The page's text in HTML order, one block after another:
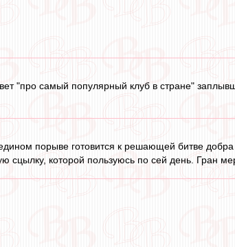
"про самый популярный клуб в стране"
едином порыве готовится к решающей битве
сцылку, которой пользуюсь по сей день. Гран